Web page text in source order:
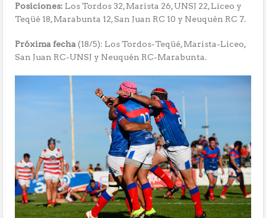
Posiciones: Los Tordos 32, Marista 26, UNSJ 22, Liceo y
Teqüé 18, Marabunta 12, San Juan RC 10 y Neuquén RC 7.
Próxima fecha(18/5): Los Tordos-Teqüé, Marista-Liceo,
San Juan RC-UNSJ y Neuquén RC-Marabunta.